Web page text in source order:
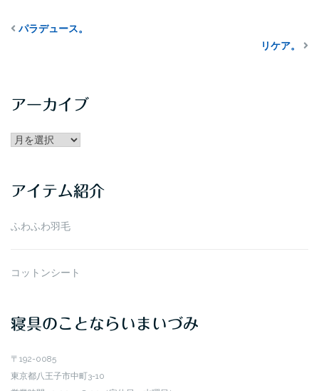
パラデュース。
リケア。
アーカイブ
アー
ブ
アイテム紹介
ふわふわ羽毛
コットンシート
寝具のことならいまいづみ
〒192-0085
東京都八王子市中町3-10